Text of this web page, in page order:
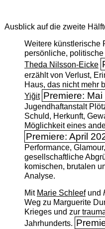
Ausblick auf die zweite
Weitere künstlerische
persönliche,
Theda Nilsson-Eicke
erzählt von Verlust,
Haus, das nicht mehr
Yiğit Premiere: Mai
Jugendhaftanstalt
Schuld, Herkunft,
Möglichkeit eines
Premiere: April
Performance,
gesellschaftliche
komischen, brutalen
Analyse.
Mit Marie Schleefund
Weg zu Marguerite
Krieges und zur
Jahrhunderts.